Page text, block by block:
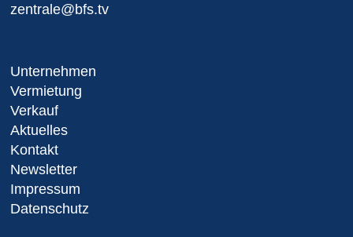
zentrale@bfs.tv
Unternehmen
Vermietung
Verkauf
Aktuelles
Kontakt
Newsletter
Impressum
Datenschutz